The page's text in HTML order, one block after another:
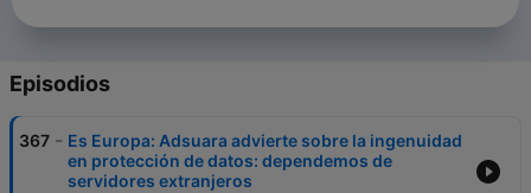
Episodios
367 - Es Europa: Adsuara advierte sobre la ingenuidad
en protección de datos: dependemos de
servidores extranjeros